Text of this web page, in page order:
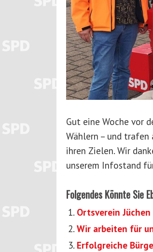
Gut eine Woche vor
Wählern – und trafen
ihren Zielen. Wir
unserem Infostand
Folgendes Könnte Sie
Ortsverein
Wir arbeiten für
Erfolgreiche